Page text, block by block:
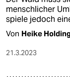
menschlicher
spiele jedoch
Von Heike
21.3.2023